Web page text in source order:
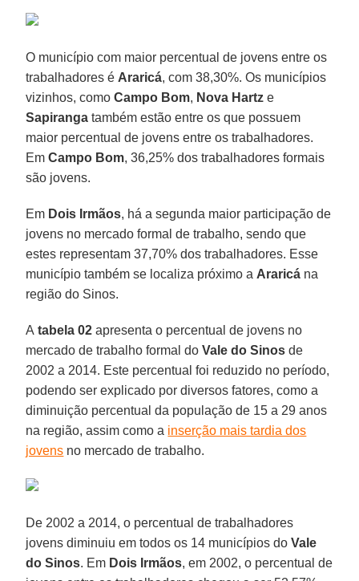
O município com maior percentual de jovens entre os
trabalhadores é Araricá, com 38,30%. Os municípios
vizinhos, comoCampo Bom, Nova Hartz e
Sapiranga também estão entre os que possuem
maior percentual de jovens entre os trabalhadores.
EmCampo Bom, 36,25% dos trabalhadores formais
são jovens.
Em Dois Irmãos, há a segunda maior participação de
jovens no mercado formal de trabalho, sendo que
estes representam 37,70% dos trabalhadores. Esse
município também se localiza próximo a Araricá na
região do Sinos.
A tabela 02 apresenta o percentual de jovens no
mercado de trabalho formal doVale do Sinos de
2002 a 2014. Este percentual foi reduzido no período,
podendo ser explicado por diversos fatores, como a
diminuição percentual da população de 15 a 29 anos
na região, assim como a inserção mais tardia dos
jovens no mercado de trabalho.
De 2002 a 2014, o percentual de trabalhadores
jovens diminuiu em todos os 14 municípios doVale
do Sinos. Em Dois Irmãos, em 2002, o percentual de